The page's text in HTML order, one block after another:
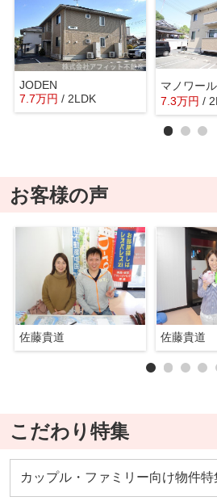
JODEN
7.7万円 / 2LDK
マノワー
7.3万円 /
お客様の声
佐藤貴道 佐藤貴道
こだわり特集
カップル・ファミリー向け物件特